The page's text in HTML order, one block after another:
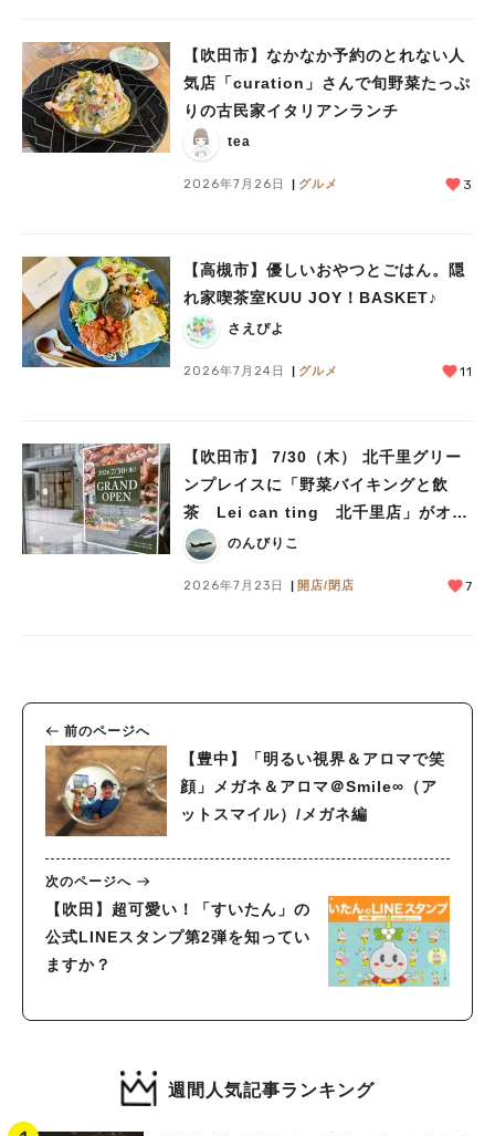
【吹田市】なかなか予約のとれない人
気店「curation」さんで旬野菜たっぷ
りの古民家イタリアンランチ
tea
2026年7月26日 グルメ 3
【高槻市】優しいおやつとごはん。隠
れ家喫茶室KUU JOY！BASKET♪
さえぴよ
2026年7月24日 グルメ 11
【吹田市】 7/30（木） 北千里グリー
ンプレイスに「野菜バイキングと飲
茶 Lei can ting 北千里店」がオー
プン予定！
のんびりこ
2026年7月23日 開店/閉店 7
前のページへ
【豊中】「明るい視界＆アロマで笑
顔」メガネ＆アロマ＠Smile∞（ア
ットスマイル）/メガネ編
次のページへ
【吹田】超可愛い！「すいたん」の
公式LINEスタンプ第2弾を知ってい
ますか？
週間人気記事ランキング